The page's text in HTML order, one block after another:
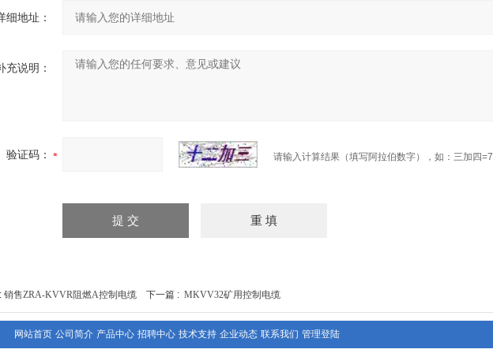
细地址：
充说明：
验证码： 请输入计算结果（填写阿拉伯数字），如：三加四=7
销售ZRA-KVVR阻燃A控制电缆 下一篇 : MKVV32矿用控制电缆
网站首页 公司简介 产品中心 招聘中心 技术支持 企业动态 联系我们 管理登陆